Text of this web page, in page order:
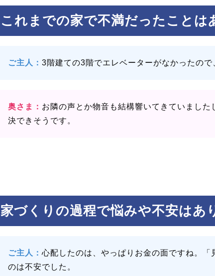
これまでの家で不満だったことは
ご主人： 3階建ての3階でエレベーターがなかったので
奥さま： お隣の声とか物音も結構響いてきていまし
決できそうです。
家づくりの過程で悩みや不安はあ
ご主人： 心配したのは、やっぱりお金の面ですね。
のは不安でした。